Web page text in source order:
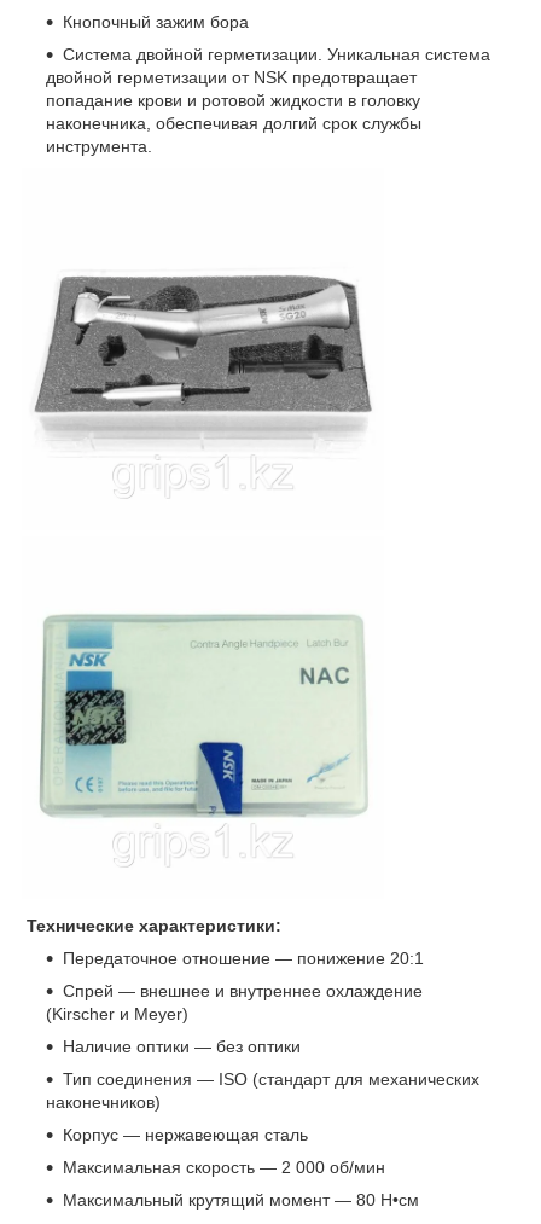
Кнопочный зажим бора
Система двойной герметизации. Уникальная система
двойной герметизации от NSK предотвращает
попадание крови и ротовой жидкости в головку
наконечника, обеспечивая долгий срок службы
инструмента.
Технические характеристики:
Передаточное отношение — понижение 20:1
Спрей — внешнее и внутреннее охлаждение
(Kirscher и Meyer)
Наличие оптики — без оптики
Тип соединения — ISO (стандарт для механических
наконечников)
Корпус — нержавеющая сталь
Максимальная скорость — 2 000 об/мин
Максимальный крутящий момент — 80 Н•см